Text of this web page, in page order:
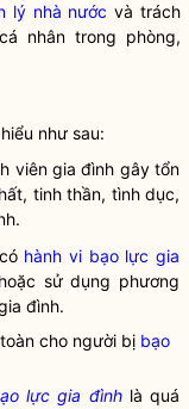
lý nhà nước và trách
nhân trong phòng,
như sau:
viên gia đình gây tổn
tinh thần, tình dục,
hành vi bạo lực gia
sử dụng phương
đình.
cho người bị bạo
lực gia đìnhlà quá